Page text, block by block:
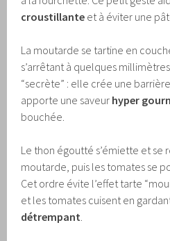
croustillante et à éviter une
La moutarde se tartine en
s’arrêtant à quelques
“secrète” : elle crée une barrière
apporte une saveur hyper
bouchée.
Le thon égoutté s’émiette et se
moutarde, puis les tomates se
Cet ordre évite l’effet tarte
et les tomates cuisent en
détrempant